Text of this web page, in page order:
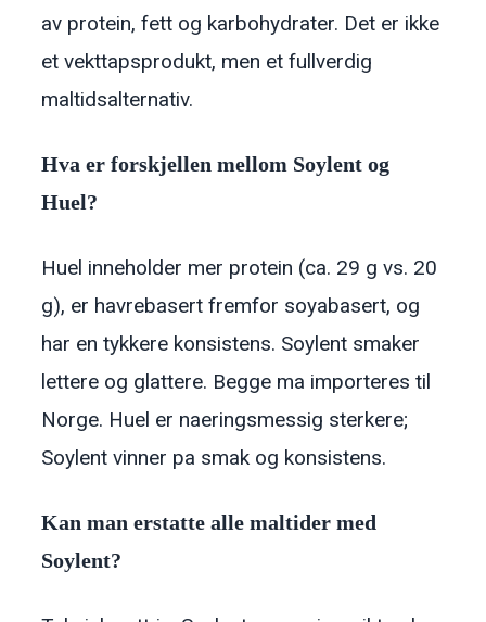
av protein, fett og karbohydrater. Det er ikke
et vekttapsprodukt, men et fullverdig
maltidsalternativ.
Hva er forskjellen mellom Soylent og
Huel?
Huel inneholder mer protein (ca. 29 g vs. 20
g), er havrebasert fremfor soyabasert, og
har en tykkere konsistens. Soylent smaker
lettere og glattere. Begge ma importeres til
Norge. Huel er naeringsmessig sterkere;
Soylent vinner pa smak og konsistens.
Kan man erstatte alle maltider med
Soylent?